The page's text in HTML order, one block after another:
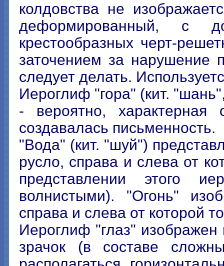
колдовства не
деформированный, с
крестообразных черт-
заточением за нарушение
следует делать.
Иероглиф "гора" (кит.
- вероятно, характерная
создавалась письменность.
"Вода" (кит. "шуй")
русло, справа и слева от
представлении этого
волнистыми). "Огонь"
справа и слева от которой
Иероглиф "глаз"
зрачок (в составе